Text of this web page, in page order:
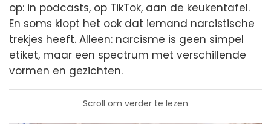
op: in podcasts, op TikTok, aan de keukentafel.
En soms klopt het ook dat iemand narcistische
trekjes heeft. Alleen: narcisme is geen simpel
etiket, maar een spectrum met verschillende
vormen en gezichten.
Scroll om verder te lezen